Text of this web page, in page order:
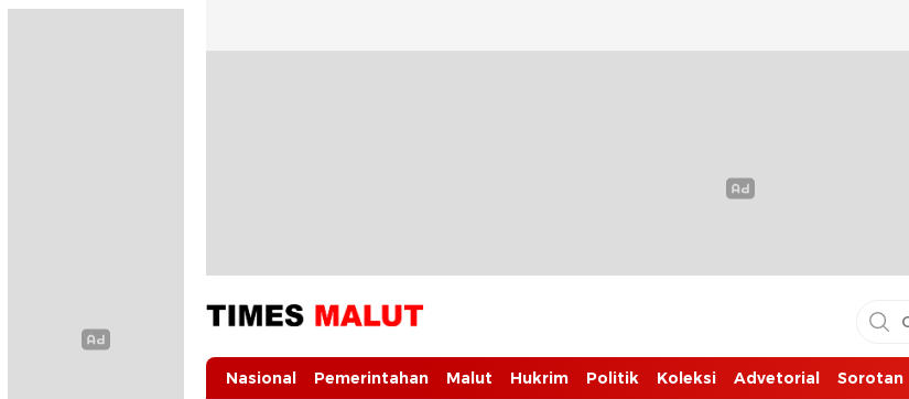
Times Malut
Berita Maluku Utara Terbaru
Nasional Pemerintahan Malut Hukrim Politik Koleksi Advetorial Sorotan